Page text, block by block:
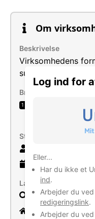
Log ind for
Eller...
Har du ikke et
ind.
Arbejder du
redigeringslink.
Arbejder du
Om
Beskrivelse
Virksomhedens
support.
Brancher
1
Størrelse
Læs mere
Søg